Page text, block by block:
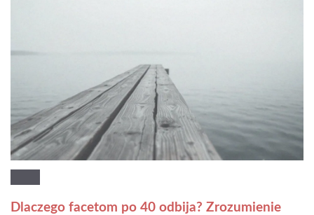
Dlaczego facetom po 40 odbija? Zrozumienie